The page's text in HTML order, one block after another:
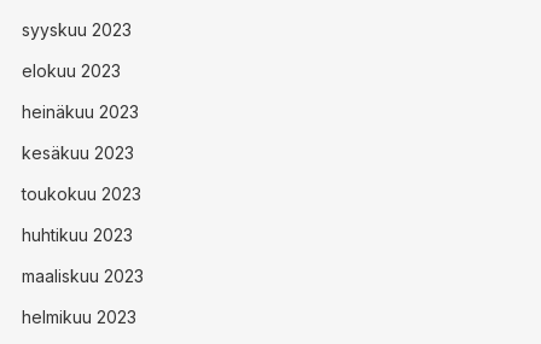
syyskuu 2023
elokuu 2023
heinäkuu 2023
kesäkuu 2023
toukokuu 2023
huhtikuu 2023
maaliskuu 2023
helmikuu 2023